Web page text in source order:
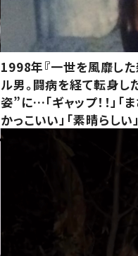
1998年『一世を風靡した
ル男。闘病を経て転身し
姿”に…「ギャップ！！」「
かっこいい」「素晴らしい」